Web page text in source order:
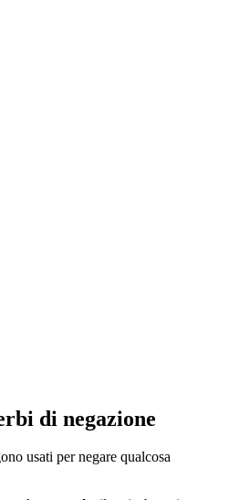
di negazione
usati per negare qualcosa